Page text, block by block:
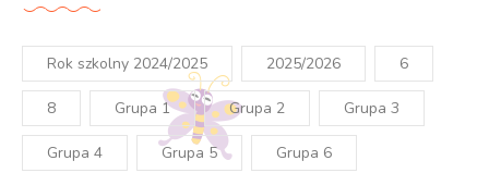
Rok szkolny 2024/2025 2025/2026 6
8 Grupa 1 Grupa 2 Grupa 3
Grupa 4 Grupa 5 Grupa 6